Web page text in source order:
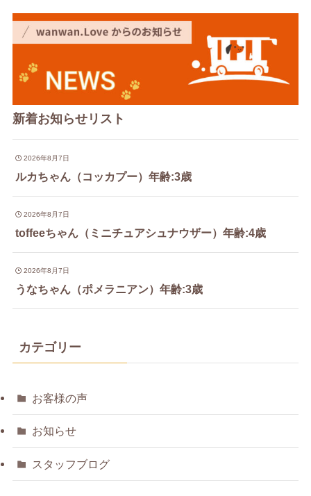
新着お知らせリスト
2026年8月7日
ルカちゃん（コッカプー）年齢:3歳
2026年8月7日
toffeeちゃん（ミニチュアシュナウザー）年齢:4歳
2026年8月7日
うなちゃん（ポメラニアン）年齢:3歳
カテゴリー
お客様の声
お知らせ
スタッフブログ